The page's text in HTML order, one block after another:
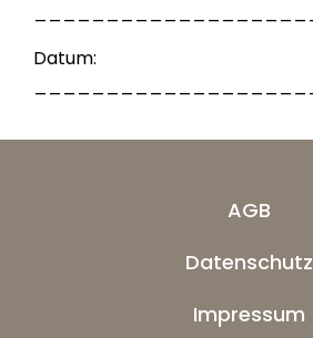
Datum:
AGB
Datenschutz
Impressum